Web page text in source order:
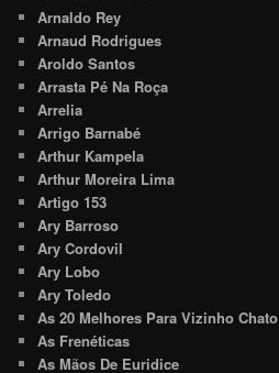
Arnaldo Rey
Arnaud Rodrigues
Aroldo Santos
Arrasta Pé Na Roça
Arrelia
Arrigo Barnabé
Arthur Kampela
Arthur Moreira Lima
Artigo 153
Ary Barroso
Ary Cordovil
Ary Lobo
Ary Toledo
As 20 Melhores Para Vizinho Chato
As Frenéticas
As Mãos De Euridice